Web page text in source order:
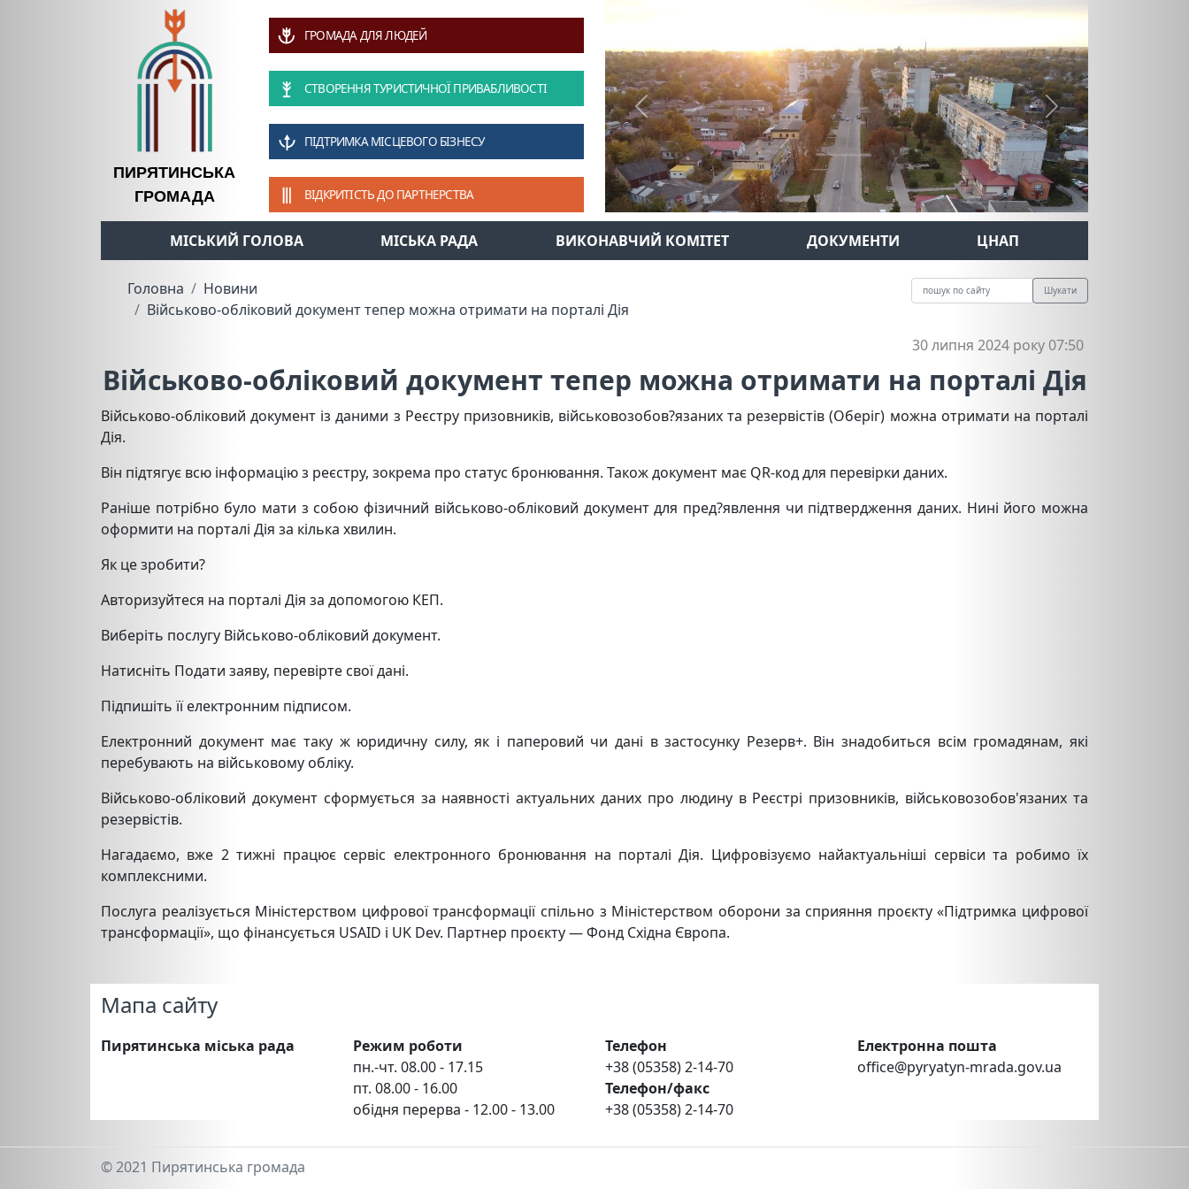
ПИРЯТИНСЬКА
ГРОМАДА
ГРОМАДА ДЛЯ ЛЮДЕЙ
СТВОРЕННЯ ТУРИСТИЧНОЇ ПРИВАБЛИВОСТІ
ПІДТРИМКА МІСЦЕВОГО БІЗНЕСУ
ВІДКРИТІСТЬ ДО ПАРТНЕРСТВА
Previous Next
МІСЬКИЙ ГОЛОВА МІСЬКА РАДА ВИКОНАВЧИЙ КОМІТЕТ ДОКУМЕНТИ ЦНАП
Головна
Новини
Військово-обліковий документ тепер можна отримати на порталі Дія
Шукати
30 липня 2024 року 07:50
Військово-обліковий документ тепер можна отримати на порталі Дія
Військово-обліковий документ із даними з Реєстру призовників, військовозобов?язаних та резервістів (Оберіг) можна отримати на порталі
Дія.
Він підтягує всю інформацію з реєстру, зокрема про статус бронювання. Також документ має QR-код для перевірки даних.
Раніше потрібно було мати з собою фізичний військово-обліковий документ для пред?явлення чи підтвердження даних. Нині його можна
оформити на порталі Дія за кілька хвилин.
Як це зробити?
Авторизуйтеся на порталі Дія за допомогою КЕП.
Виберіть послугу Військово-обліковий документ.
Натисніть Подати заяву, перевірте свої дані.
Підпишіть її електронним підписом.
Електронний документ має таку ж юридичну силу, як і паперовий чи дані в застосунку Резерв+. Він знадобиться всім громадянам, які
перебувають на військовому обліку.
Військово-обліковий документ сформується за наявності актуальних даних про людину в Реєстрі призовників, військовозобов'язаних та
резервістів.
Нагадаємо, вже 2 тижні працює сервіс електронного бронювання на порталі Дія. Цифровізуємо найактуальніші сервіси та робимо їх
комплексними.
Послуга реалізується Міністерством цифрової трансформації спільно з Міністерством оборони за сприяння проєкту «Підтримка цифрової
трансформації», що фінансується USAID і UK Dev. Партнер проєкту — Фонд Східна Європа.
Мапа сайту
Пирятинська міська рада
Режим роботи
пн.-чт. 08.00 - 17.15
пт. 08.00 - 16.00
обідня перерва - 12.00 - 13.00
Телефон
+38 (05358) 2-14-70
Телефон/факс
+38 (05358) 2-14-70
Електронна пошта
office@pyryatyn-mrada.gov.ua
© 2021 Пирятинська громада